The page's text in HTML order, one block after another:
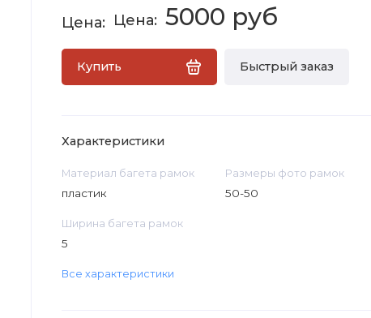
5000 руб
Купить Быстрый заказ
Характеристики
Материал багета рамок
пластик
Размеры фото рамок
50-50
Ширина багета рамок
5
Все характеристики